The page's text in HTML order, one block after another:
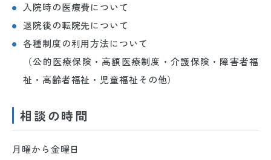
入院時の医療費について
退院後の転院先について
各種制度の利用方法について
（公的医療保険・高額医療制度・介護保険・障害者福
祉・高齢者福祉・児童福祉その他）
相談の時間
月曜から金曜日